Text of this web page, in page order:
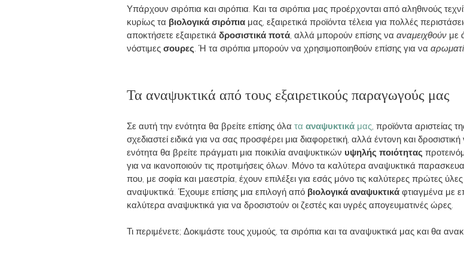
Υπάρχουν σιρόπια και σιρόπια. Και τα σιρόπια μας προέρχονται από αληθινούς
κυρίως τα βιολογικά σιρόπια μας, εξαιρετικά προϊόντα τέλεια για πολλές
αποκτήσετε εξαιρετικάδροσιστικά ποτά, αλλά μπορούν επίσης νααναμειχθούν με
νόστιμεςσουρες. Ή τα σιρόπια μπορούν να χρησιμοποιηθούν επίσης για να
Τα αναψυκτικά από τους εξαιρετικούς παραγωγούς μας
Σε αυτή την ενότητα θα βρείτε επίσης όλατααναψυκτικά μας, προϊόντα αριστείας
σχεδιαστεί ειδικά για να σας προσφέρει μια διαφορετική, αλλά έντονη και
ενότητα θα βρείτε πράγματι μια ποικιλία αναψυκτικών υψηλής ποιότητας
για να ικανοποιούν τις προτιμήσεις όλων. Μόνο τα καλύτερα αναψυκτικά
που, με σοφία και μαεστρία, έχουν επιλέξει για εσάς μόνο τις καλύτερες πρώτες
αναψυκτικά. Έχουμε επίσης μια επιλογή από βιολογικά αναψυκτικά φτιαγμένα με
καλύτερα αναψυκτικά για να δροσιστούν οι ζεστές και υγρές απογευματινές ώρες.
Τι περιμένετε; Δοκιμάστε τους χυμούς, τα σιρόπια και τα αναψυκτικά μας και θα